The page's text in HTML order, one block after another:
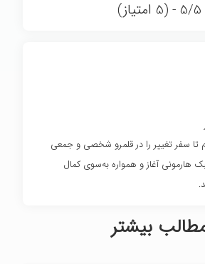
5/5 - (5 امتیاز)
تا سفر تغییر را در قلمرو شخصی و جمعی
هارمونی آغاز و همواره به‌سوی کمال
بیشتر